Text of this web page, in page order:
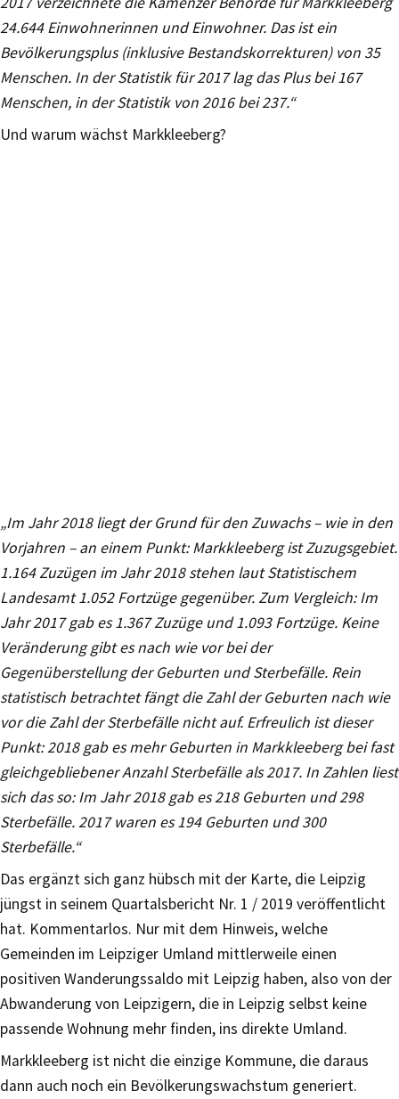
24.644 Einwohnerinnen und Einwohner. Das ist ein
Bevölkerungsplus (inklusive Bestandskorrekturen) von 35
Menschen. In der Statistik für 2017 lag das Plus bei 167
Menschen, in der Statistik von 2016 bei 237.“
Und warum wächst Markkleeberg?
„Im Jahr 2018 liegt der Grund für den Zuwachs – wie in den
Vorjahren – an einem Punkt: Markkleeberg ist Zuzugsgebiet.
1.164 Zuzügen im Jahr 2018 stehen laut Statistischem
Landesamt 1.052 Fortzüge gegenüber. Zum Vergleich: Im
Jahr 2017 gab es 1.367 Zuzüge und 1.093 Fortzüge. Keine
Veränderung gibt es nach wie vor bei der
Gegenüberstellung der Geburten und Sterbefälle. Rein
statistisch betrachtet fängt die Zahl der Geburten nach wie
vor die Zahl der Sterbefälle nicht auf. Erfreulich ist dieser
Punkt: 2018 gab es mehr Geburten in Markkleeberg bei fast
gleichgebliebener Anzahl Sterbefälle als 2017. In Zahlen liest
sich das so: Im Jahr 2018 gab es 218 Geburten und 298
Sterbefälle. 2017 waren es 194 Geburten und 300
Sterbefälle.“
Das ergänzt sich ganz hübsch mit der Karte, die Leipzig
jüngst in seinem Quartalsbericht Nr. 1 / 2019 veröffentlicht
hat. Kommentarlos. Nur mit dem Hinweis, welche
Gemeinden im Leipziger Umland mittlerweile einen
positiven Wanderungssaldo mit Leipzig haben, also von der
Abwanderung von Leipzigern, die in Leipzig selbst keine
passende Wohnung mehr finden, ins direkte Umland.
Markkleeberg ist nicht die einzige Kommune, die daraus
dann auch noch ein Bevölkerungswachstum generiert.